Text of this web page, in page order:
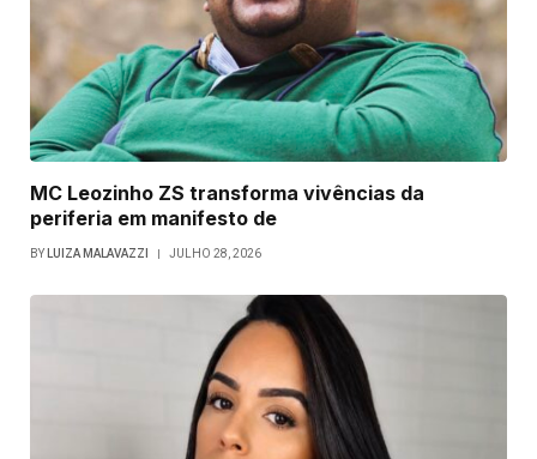
MC Leozinho ZS transforma vivências da
periferia em manifesto de
BY LUIZA MALAVAZZI JULHO 28, 2026